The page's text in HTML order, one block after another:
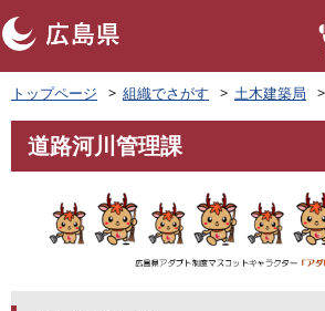
ペ
ー
ジ
先
トップページ 組織でさがす 土木建築局
文
道路河川管理課